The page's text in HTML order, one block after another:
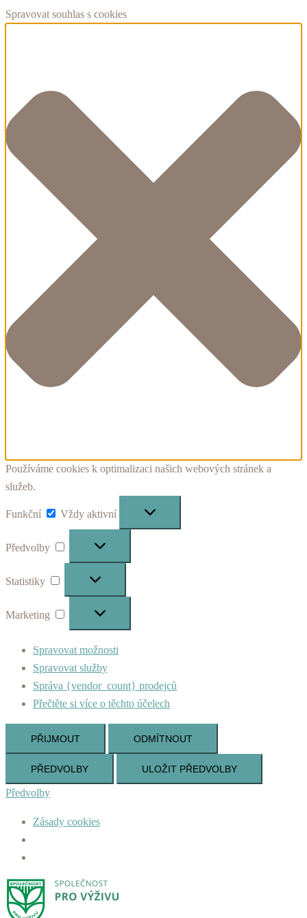
Spravovat souhlas s cookies
Používáme cookies k optimalizaci našich webových stránek a
služeb.
Funkční
Vždy aktivní
Předvolby
Statistiky
Marketing
Spravovat možnosti
Spravovat služby
Správa {vendor_count} prodejců
Přečtěte si více o těchto účelech
PŘIJMOUT ODMÍTNOUT
PŘEDVOLBY ULOŽIT PŘEDVOLBY
Předvolby
Zásady cookies
Skip
to